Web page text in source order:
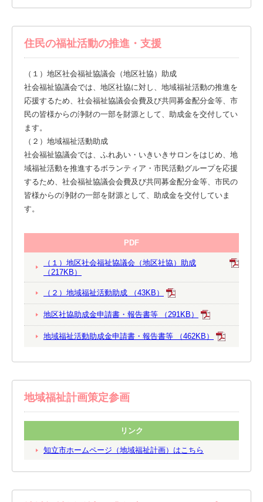
住民の福祉活動の推進・支援
（１）地区社会福祉協議会（地区社協）助成
社会福祉協議会では、地区社協に対し、地域福祉活動の推進を
応援するため、社会福祉協議会会費及び共同募金配分金等、市
民の皆様からの浄財の一部を財源として、助成金を交付してい
ます。
（２）地域福祉活動助成
社会福祉協議会では、ふれあい・いきいきサロンをはじめ、地
域福祉活動を推進するボランティア・市民活動グループを応援
するため、社会福祉協議会会費及び共同募金配分金等、市民の
皆様からの浄財の一部を財源として、助成金を交付していま
す。
PDF
（１）地区社会福祉協議会（地区社協）助成
（217KB）
（２）地域福祉活動助成 （43KB）
地区社協助成金申請書・報告書等 （291KB）
地域福祉活動助成金申請書・報告書等 （462KB）
地域福祉計画策定参画
リンク
知立市ホームページ（地域福祉計画）はこちら